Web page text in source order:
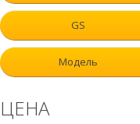
GS
Модель
ЦЕНА